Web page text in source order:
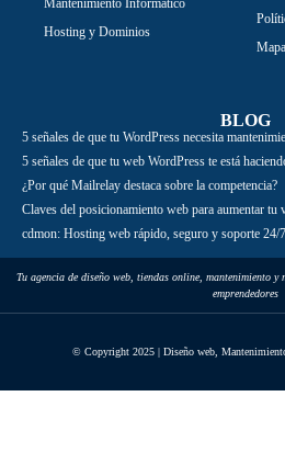
Mantenimiento Informático
Hosting y Dominios
BLOG
5 señales de que tu WordPress necesita
5 señales de que tu web WordPress te está
¿Por qué Mailrelay destaca sobre la competencia?
Claves del posicionamiento web para aumentar
cdmon: Hosting web rápido, seguro y soporte
Tu agencia de diseño web, tiendas online, mantenimiento
emprendedores
© Copyright 2025 | Diseño web,